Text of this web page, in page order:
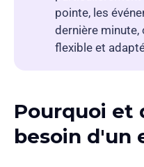
pointe, les
dernière
flexible et
Pourquoi et
besoin d'un